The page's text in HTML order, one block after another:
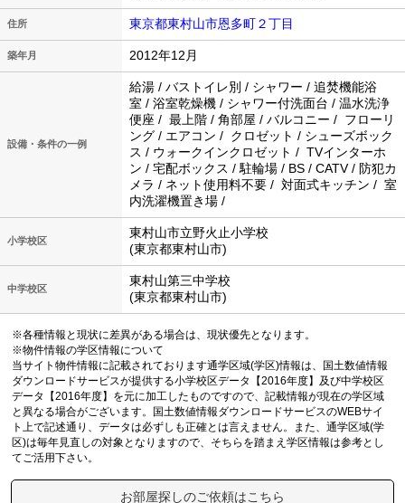
住所 東京都東村山市恩多町２丁目
築年月 2012年12月
設備・条件の一例
給湯 / バストイレ別 / シャワー / 追焚機能浴
室 / 浴室乾燥機 / シャワー付洗面台 / 温水洗浄
便座 / 最上階 / 角部屋 / バルコニー / フローリ
ング / エアコン / クロゼット / シューズボック
ス / ウォークインクロゼット / TVインターホ
ン / 宅配ボックス / 駐輪場 / BS / CATV / 防犯カ
メラ / ネット使用料不要 / 対面式キッチン / 室
内洗濯機置き場 /
小学校区
東村山市立野火止小学校
(東京都東村山市)
中学校区
東村山第三中学校
(東京都東村山市)
※各種情報と現状に差異がある場合は、現状優先となります。
※物件情報の学区情報について
当サイト物件情報に記載されております通学区域(学区)情報は、国土数値情報
ダウンロードサービスが提供する小学校区データ【2016年度】及び中学校区
データ【2016年度】を元に加工したものですので、記載情報が現在の学区域
と異なる場合がございます。国土数値情報ダウンロードサービスのWEBサイ
ト上で記述通り、データは必ずしも正確とは言えません。また、通学区域(学
区)は毎年見直しの対象となりますので、そちらを踏まえ学区情報は参考とし
てご活用下さい。
お部屋探しのご依頼はこちら